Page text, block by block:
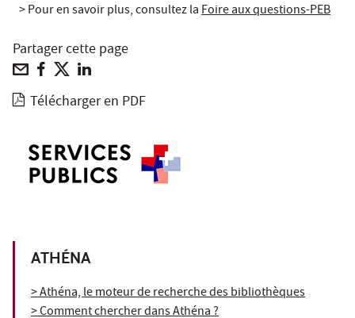
> Pour en savoir plus, consultez laFoire aux questions-PEB
Partager cette page
Télécharger en PDF
ATHÉNA
> Athéna, le moteur de recherche des bibliothèques
> Comment chercher dans Athéna ?